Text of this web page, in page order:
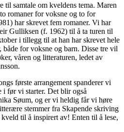
til samtale om kveldens tema. Maren
romaner for voksne og to for
har skrevet fem romaner. Vi har
Gulliksen (f. 1962) til å ta turen til
i tillegg til at han har skrevet hele
både for voksne og barn. Disse tre vil
våren og litteraturen, ledet av
første arrangement spanderer vi
i før vi starter. Det blir også
Søum, og er vi heldig får vi høre
stemmer fra Skapende skriving
til å inspirert av! Enten til å lese,